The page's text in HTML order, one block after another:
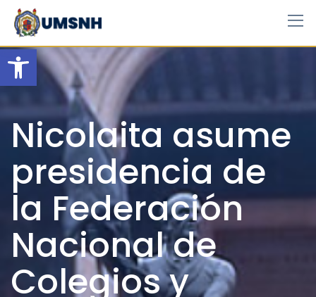
Open toolbar
Skip
content
Nicolaita asume
presidencia de
la Federación
Nacional de
Colegios y